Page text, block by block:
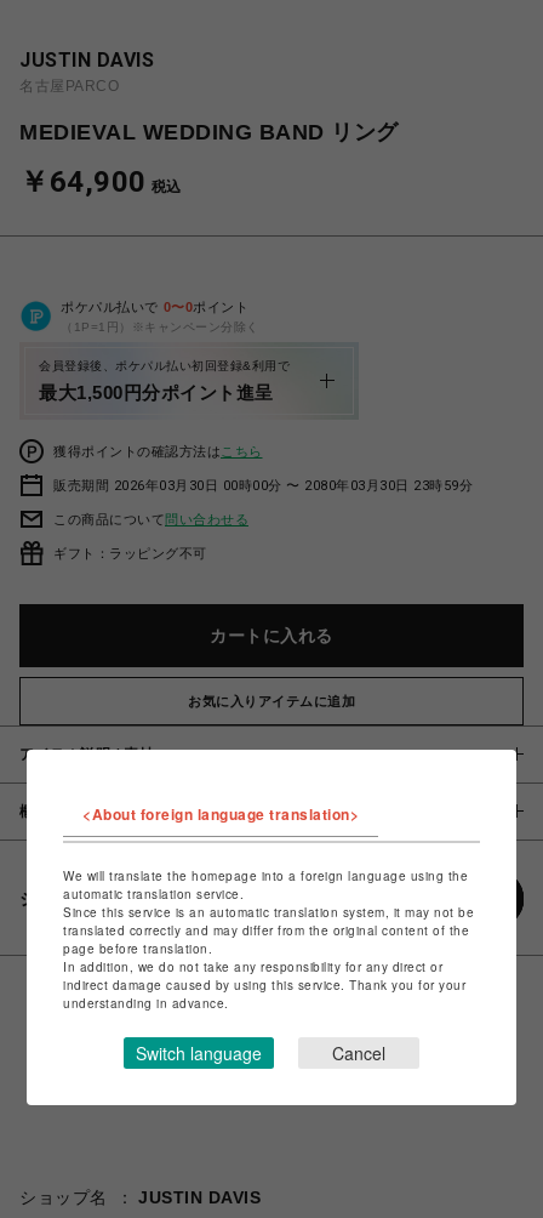
JUSTIN DAVIS
名古屋PARCO
MEDIEVAL WEDDING BAND リング
￥64,900 税込
ポケパル払いで 0〜0ポイント
（1P=1円）※キャンペーン分除く
会員登録後、ポケパル払い初回登録&利用で
最大1,500円分ポイント進呈
獲得ポイントの確認方法は こちら
販売期間 2026年03月30日 00時00分 〜 2080年03月30日 23時59分
この商品について問い合わせる
ギフト：ラッピング不可
カートに入れる
お気に入りアイテムに追加
アイテム説明 / 素材
概要
シェアする
ショップ名
JUSTIN DAVIS
<About foreign language translation>
We will translate the homepage into a foreign language using the
automatic translation service.
Since this service is an automatic translation system, it may not be
translated correctly and may differ from the original content of the
page before translation.
In addition, we do not take any responsibility for any direct or
indirect damage caused by using this service. Thank you for your
understanding in advance.
Switch language Cancel